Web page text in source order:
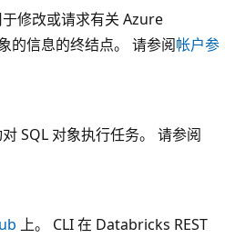
修改或请求有关 Azure
的信息的终结点。 请参阅帐户参
SQL 对象执行任务。 请参阅
上。 CLI 在 Databricks REST